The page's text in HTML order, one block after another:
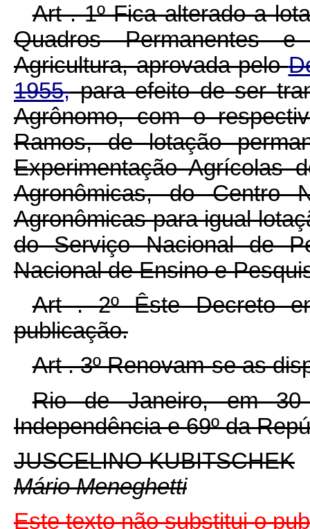
Art . 1º Fica alterado a
Quadros Permanentes
Agricultura, aprovada pelo
1955,para efeito de ser
Agrônomo, com o
Ramos, de lotação
Experimentação Agrícolas
Agronômicas, do Centro
Agronômicas para igual
do Serviço Nacional de
Nacional de Ensino e
Art . 2º Êste Decreto
publicação.
Art . 3º Renovam-se as
Rio de Janeiro, em
Independência e 69º da
JUSCELINO KUBITSCHEK
Mário Meneghetti
Este texto não substitui o